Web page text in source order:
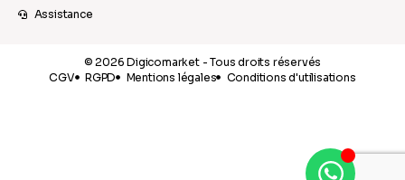
Assistance
© 2026 Digicomarket - Tous droits réservés
CGV
RGPD Mentions légales Conditions d'utilisations